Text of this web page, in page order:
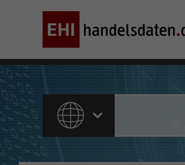
ALLE INHALTE